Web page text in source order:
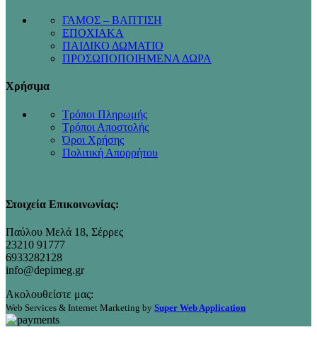
ΓΑΜΟΣ – ΒΑΠΤΙΣΗ
ΕΠΟΧΙΑΚΑ
ΠΑΙΔΙΚΟ ΔΩΜΑΤΙΟ
ΠΡΟΣΩΠΟΠΟΙΗΜΕΝΑ ΔΩΡΑ
Χρήσιμα
Τρόποι Πληρωμής
Τρόποι Αποστολής
Όροι Χρήσης
Πολιτική Απορρήτου
Στοιχεία Επικοινωνίας:
Παύλου Μελά 18, Σέρρες
23210 91777
6933282128
info@depimeg.gr
Ακολουθείστε μας:
Web Services & Internet Marketing by Super Web Application